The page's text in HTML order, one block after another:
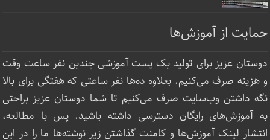
حمایت از آموزش‌ها
دوستان عزیز برای تولید یک پست آموزشی چندین نفر ساعت‌ وقت
و هزینه صرف می‌کنیم. بعلاوه ده‌ها نفر ساعتی که هفتگی برای بالا
نگه داشتن وب‌سایت صرف ‌می‌کنیم تا شما دوستان عزیز براحتی
به آموزش‌های رایگان دسترسی داشته باشید. پس با مطالعه،
انتشار لینک‌ آموزش‌ها و کامنت گذاشتن زیر نوشته‌‌ها ما را در این